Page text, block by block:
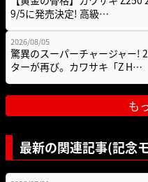
9/5に発売決定! 高級…
2026/08/05
驚異のスーパーチャージャー!
ターが再び。カワサキ「Z H…
も
最新の関連記事(記念